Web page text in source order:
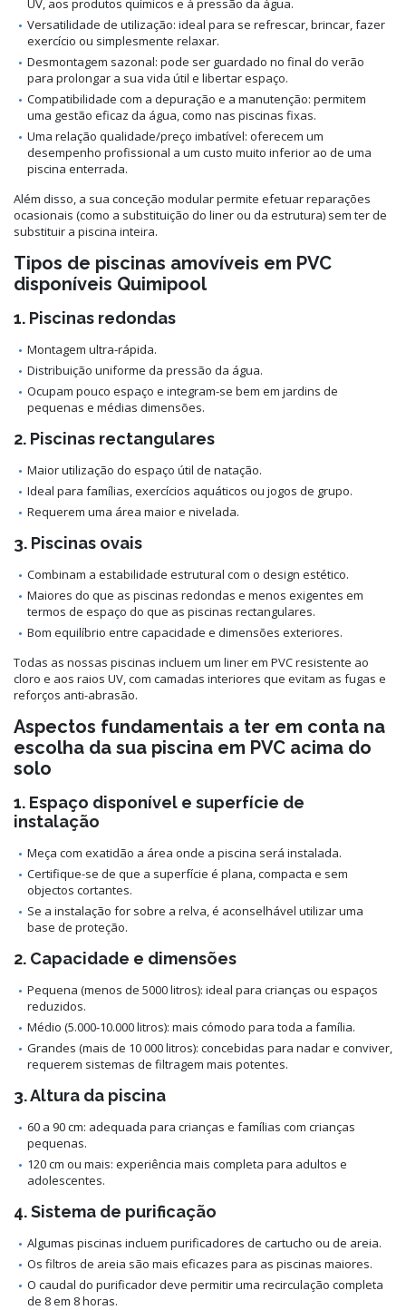
Versatilidade de utilização: ideal para se refrescar, brincar, fazer
exercício ou simplesmente relaxar.
Desmontagem sazonal: pode ser guardado no final do verão
para prolongar a sua vida útil e libertar espaço.
Compatibilidade com a depuração e a manutenção: permitem
uma gestão eficaz da água, como nas piscinas fixas.
Uma relação qualidade/preço imbatível: oferecem um
desempenho profissional a um custo muito inferior ao de uma
piscina enterrada.
Além disso, a sua conceção modular permite efetuar reparações
ocasionais (como a substituição do liner ou da estrutura) sem ter de
substituir a piscina inteira.
Tipos de piscinas amovíveis em PVC
disponíveis Quimipool
1. Piscinas redondas
Montagem ultra-rápida.
Distribuição uniforme da pressão da água.
Ocupam pouco espaço e integram-se bem em jardins de
pequenas e médias dimensões.
2. Piscinas rectangulares
Maior utilização do espaço útil de natação.
Ideal para famílias, exercícios aquáticos ou jogos de grupo.
Requerem uma área maior e nivelada.
3. Piscinas ovais
Combinam a estabilidade estrutural com o design estético.
Maiores do que as piscinas redondas e menos exigentes em
termos de espaço do que as piscinas rectangulares.
Bom equilíbrio entre capacidade e dimensões exteriores.
Todas as nossas piscinas incluem um liner em PVC resistente ao
cloro e aos raios UV, com camadas interiores que evitam as fugas e
reforços anti-abrasão.
Aspectos fundamentais a ter em conta na
escolha da sua piscina em PVC acima do
solo
1. Espaço disponível e superfície de
instalação
Meça com exatidão a área onde a piscina será instalada.
Certifique-se de que a superfície é plana, compacta e sem
objectos cortantes.
Se a instalação for sobre a relva, é aconselhável utilizar uma
base de proteção.
2. Capacidade e dimensões
Pequena (menos de 5000 litros): ideal para crianças ou espaços
reduzidos.
Médio (5.000-10.000 litros): mais cómodo para toda a família.
Grandes (mais de 10 000 litros): concebidas para nadar e conviver,
requerem sistemas de filtragem mais potentes.
3. Altura da piscina
60 a 90 cm: adequada para crianças e famílias com crianças
pequenas.
120 cm ou mais: experiência mais completa para adultos e
adolescentes.
4. Sistema de purificação
Algumas piscinas incluem purificadores de cartucho ou de areia.
Os filtros de areia são mais eficazes para as piscinas maiores.
O caudal do purificador deve permitir uma recirculação completa
de 8 em 8 horas.